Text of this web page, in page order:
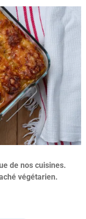
de nos cuisines.
végétarien.